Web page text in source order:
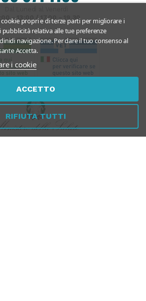
propri e di terze parti per migliorare i
relativa alle tue preferenze
navigazione. Per dare il tuo consenso al
Accetta.
i cookie
RIFIUTA TUTTI
ACCETTO
- 13:00 / 17.00 - 19.30